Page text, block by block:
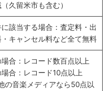
久留米市も含む）
該当する場合：査定料・出
キャンセル料など全て無料
合：レコード数百点以上
合：レコード10点以上
の音楽メディアなら50点以